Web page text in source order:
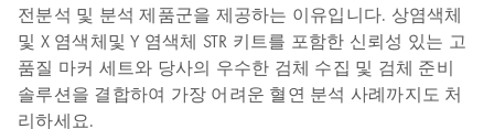
전분석 및 분석 제품군을 제공하는 이유입니다. 상염색체
및 X 염색체및 Y 염색체 STR 키트를 포함한 신뢰성 있는 고
품질 마커 세트와 당사의 우수한 검체 수집 및 검체 준비
솔루션을 결합하여 가장 어려운 혈연 분석 사례까지도 처
리하세요.